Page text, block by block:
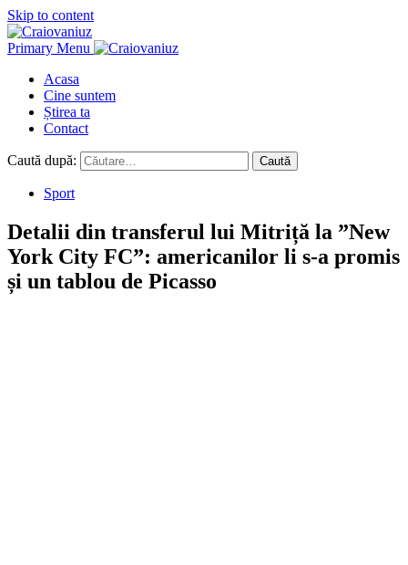
Skip to content
Primary Menu
Acasa
Cine suntem
Știrea ta
Contact
Caută după:
Sport
Detalii din transferul lui Mitriță la ”New
York City FC”: americanilor li s-a promis
și un tablou de Picasso